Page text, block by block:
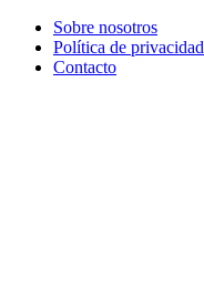
Sobre nosotros
Política de privacidad
Contacto